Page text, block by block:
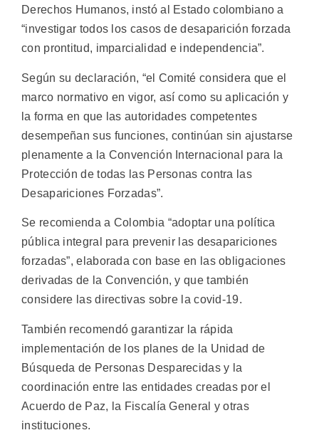
Derechos Humanos, instó al Estado colombiano a
“investigar todos los casos de desaparición forzada
con prontitud, imparcialidad e independencia”.
Según su declaración, “el Comité considera que el
marco normativo en vigor, así como su aplicación y
la forma en que las autoridades competentes
desempeñan sus funciones, continúan sin ajustarse
plenamente a la Convención Internacional para la
Protección de todas las Personas contra las
Desapariciones Forzadas”.
Se recomienda a Colombia “adoptar una política
pública integral para prevenir las desapariciones
forzadas”, elaborada con base en las obligaciones
derivadas de la Convención, y que también
considere las directivas sobre la covid-19.
También recomendó garantizar la rápida
implementación de los planes de la Unidad de
Búsqueda de Personas Desparecidas y la
coordinación entre las entidades creadas por el
Acuerdo de Paz, la Fiscalía General y otras
instituciones.